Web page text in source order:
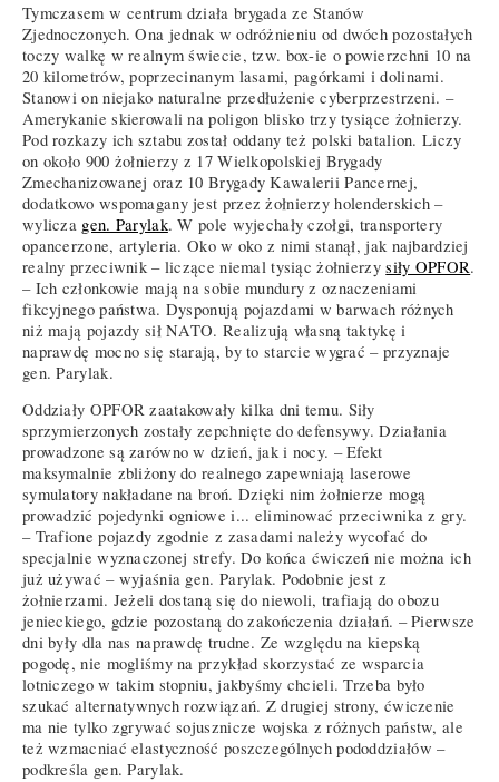
Tymczasem w centrum działa brygada ze Stanów
Zjednoczonych. Ona jednak w odróżnieniu od dwóch pozostałych
toczy walkę w realnym świecie, tzw. box-ie o powierzchni 10 na
20 kilometrów, poprzecinanym lasami, pagórkami i dolinami.
Stanowi on niejako naturalne przedłużenie cyberprzestrzeni. –
Amerykanie skierowali na poligon blisko trzy tysiące żołnierzy.
Pod rozkazy ich sztabu został oddany też polski batalion. Liczy
on około 900 żołnierzy z 17 Wielkopolskiej Brygady
Zmechanizowanej oraz 10 Brygady Kawalerii Pancernej,
dodatkowo wspomagany jest przez żołnierzy holenderskich –
wylicza gen. Parylak. W pole wyjechały czołgi, transportery
opancerzone, artyleria. Oko w oko z nimi stanął, jak najbardziej
realny przeciwnik – liczące niemal tysiąc żołnierzysiły OPFOR.
– Ich członkowie mają na sobie mundury z oznaczeniami
fikcyjnego państwa. Dysponują pojazdami w barwach różnych
niż mają pojazdy sił NATO. Realizują własną taktykę i
naprawdę mocno się starają, by to starcie wygrać – przyznaje
gen. Parylak.
Oddziały OPFOR zaatakowały kilka dni temu. Siły
sprzymierzonych zostały zepchnięte do defensywy. Działania
prowadzone są zarówno w dzień, jak i nocy. – Efekt
maksymalnie zbliżony do realnego zapewniają laserowe
symulatory nakładane na broń. Dzięki nim żołnierze mogą
prowadzić pojedynki ogniowe i... eliminować przeciwnika z gry.
– Trafione pojazdy zgodnie z zasadami należy wycofać do
specjalnie wyznaczonej strefy. Do końca ćwiczeń nie można ich
już używać – wyjaśnia gen. Parylak. Podobnie jest z
żołnierzami. Jeżeli dostaną się do niewoli, trafiają do obozu
jenieckiego, gdzie pozostaną do zakończenia działań. – Pierwsze
dni były dla nas naprawdę trudne. Ze względu na kiepską
pogodę, nie mogliśmy na przykład skorzystać ze wsparcia
lotniczego w takim stopniu, jakbyśmy chcieli. Trzeba było
szukać alternatywnych rozwiązań. Z drugiej strony, ćwiczenie
ma nie tylko zgrywać sojusznicze wojska z różnych państw, ale
też wzmacniać elastyczność poszczególnych pododdziałów –
podkreśla gen. Parylak.